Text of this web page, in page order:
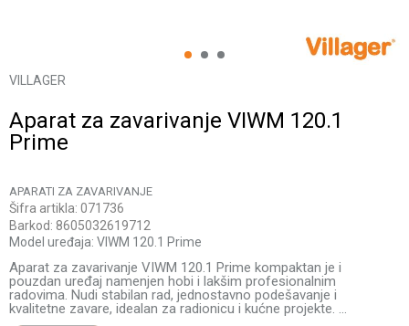
1 2 3
VILLAGER
Aparat za zavarivanje VIWM 120.1
Prime
APARATI ZA ZAVARIVANJE
Šifra artikla: 071736
Barkod: 8605032619712
Model uređaja: VIWM 120.1 Prime
Aparat za zavarivanje VIWM 120.1 Prime kompaktan je i
pouzdan uređaj namenjen hobi i lakšim profesionalnim
radovima. Nudi stabilan rad, jednostavno podešavanje i
kvalitetne zavare, idealan za radionicu i kućne projekte. ...